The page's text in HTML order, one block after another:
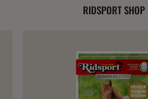
RIDSPORT SHOP